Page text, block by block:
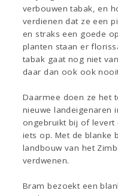
verbouwen tabak, en
verdienen dat ze een
en straks een goede
planten staan er
tabak gaat nog niet
daar dan ook ook
Daarmee doen ze het
nieuwe landeigenaren
ongebruikt bij of levert
iets op. Met de blanke
landbouw van het
verdwenen.
Bram bezoekt een